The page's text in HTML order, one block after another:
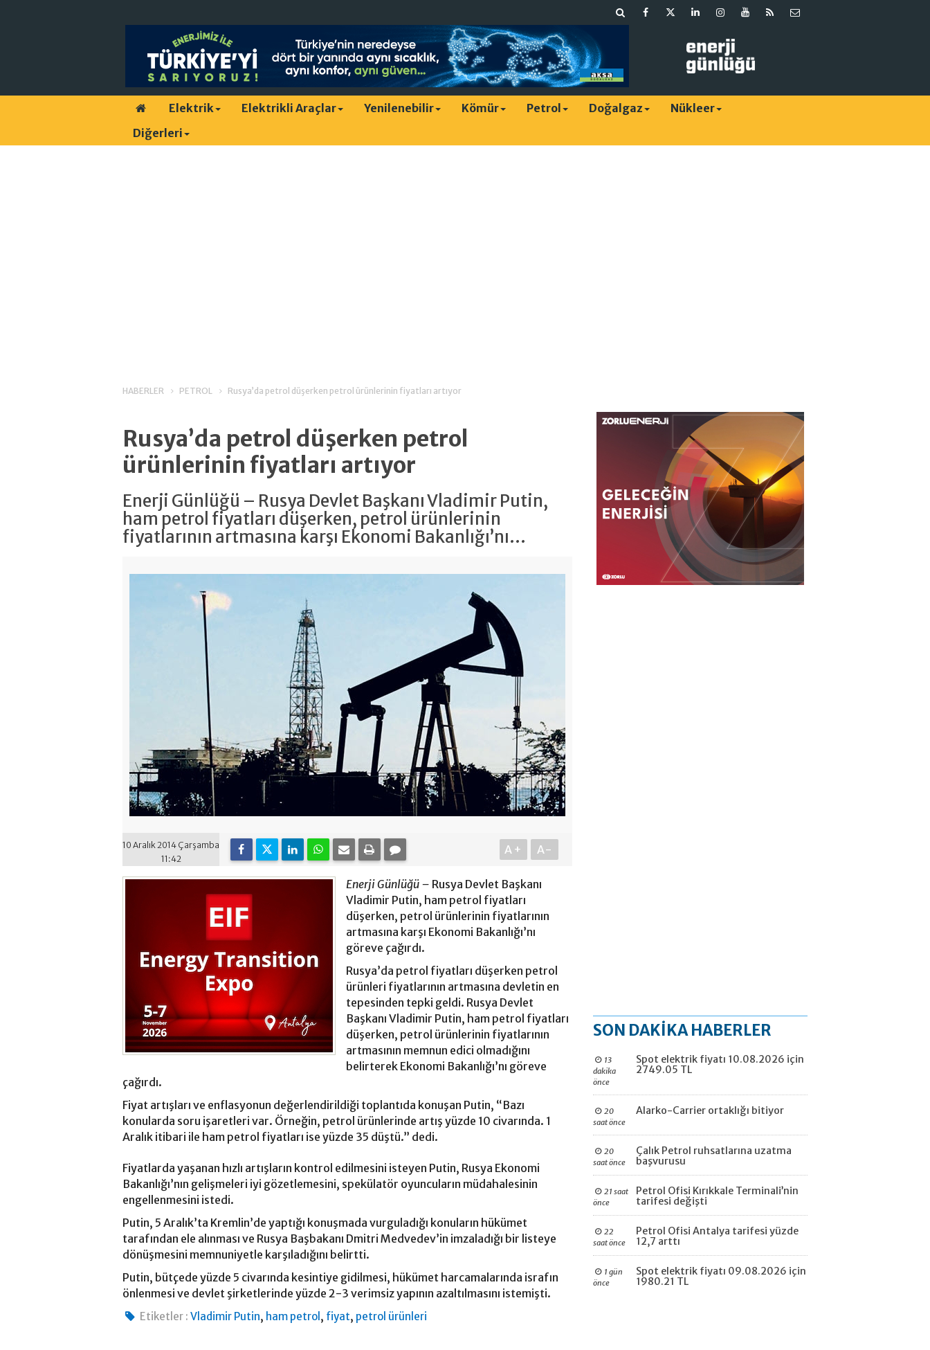
Elektrik Elektrikli Araçlar Yenilenebilir Kömür Petrol Doğalgaz
Nükleer
Diğerleri
HABERLER PETROL Rusya’da petrol düşerken petrol ürünlerinin fiyatları artıyor
Rusya’da petrol düşerken petrol
ürünlerinin fiyatları artıyor
Enerji Günlüğü – Rusya Devlet Başkanı Vladimir Putin,
ham petrol fiyatları düşerken, petrol ürünlerinin
fiyatlarının artmasına karşı Ekonomi Bakanlığı’nı...
10 Aralık 2014 Çarşamba
11:42
A+ A-
Enerji Günlüğü – Rusya Devlet Başkanı
Vladimir Putin, ham petrol fiyatları
düşerken, petrol ürünlerinin fiyatlarının
artmasına karşı Ekonomi Bakanlığı’nı
göreve çağırdı.
Rusya’da petrol fiyatları düşerken petrol
ürünleri fiyatlarının artmasına devletin en
tepesinden tepki geldi. Rusya Devlet
Başkanı Vladimir Putin, ham petrol fiyatları
düşerken, petrol ürünlerinin fiyatlarının
artmasının memnun edici olmadığını
belirterek Ekonomi Bakanlığı’nı göreve
çağırdı.
Fiyat artışları ve enflasyonun değerlendirildiği toplantıda konuşan Putin, “Bazı
konularda soru işaretleri var. Örneğin, petrol ürünlerinde artış yüzde 10 civarında. 1
Aralık itibari ile ham petrol fiyatları ise yüzde 35 düştü.” dedi.
Fiyatlarda yaşanan hızlı artışların kontrol edilmesini isteyen Putin, Rusya Ekonomi
Bakanlığı’nın gelişmeleri iyi gözetlemesini, spekülatör oyuncuların müdahalesinin
engellenmesini istedi.
Putin, 5 Aralık’ta Kremlin’de yaptığı konuşmada vurguladığı konuların hükümet
tarafından ele alınması ve Rusya Başbakanı Dmitri Medvedev’in imzaladığı bir listeye
dönüşmesini memnuniyetle karşıladığını belirtti.
Putin, bütçede yüzde 5 civarında kesintiye gidilmesi, hükümet harcamalarında israfın
önlenmesi ve devlet şirketlerinde yüzde 2-3 verimsiz yapının azaltılmasını istemişti.
Etiketler : Vladimir Putin, ham petrol , fiyat, petrol ürünleri
SON DAKİKA HABERLER
13
dakika
önce
Spot elektrik fiyatı 10.08.2026 için
2749.05 TL
20
saat önce
Alarko-Carrier ortaklığı bitiyor
20
saat önce
Çalık Petrol ruhsatlarına uzatma
başvurusu
21 saat
önce
Petrol Ofisi Kırıkkale Terminali’nin
tarifesi değişti
22
saat önce
Petrol Ofisi Antalya tarifesi yüzde
12,7 arttı
1 gün
önce
Spot elektrik fiyatı 09.08.2026 için
1980.21 TL